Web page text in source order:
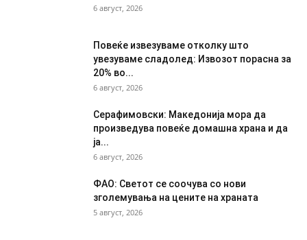
6 август, 2026
Повеќе извезуваме отколку што
увезуваме сладолед: Извозот порасна за
20% во...
6 август, 2026
Серафимовски: Македонија мора да
произведува повеќе домашна храна и да
ја...
6 август, 2026
ФАО: Светот се соочува со нови
зголемувања на цените на храната
5 август, 2026